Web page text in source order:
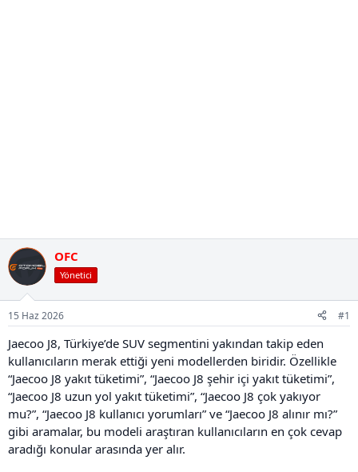
OFC
Yönetici
15 Haz 2026 #1
Jaecoo J8, Türkiye’de SUV segmentini yakından takip eden
kullanıcıların merak ettiği yeni modellerden biridir. Özellikle
“Jaecoo J8 yakıt tüketimi”, “Jaecoo J8 şehir içi yakıt tüketimi”,
“Jaecoo J8 uzun yol yakıt tüketimi”, “Jaecoo J8 çok yakıyor
mu?”, “Jaecoo J8 kullanıcı yorumları” ve “Jaecoo J8 alınır mı?”
gibi aramalar, bu modeli araştıran kullanıcıların en çok cevap
aradığı konular arasında yer alır.